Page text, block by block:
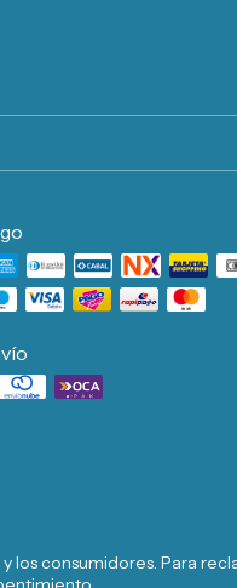
los consumidores. Para